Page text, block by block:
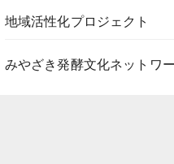
地域活性化プロジェクト
みやざき発酵文化ネットワ